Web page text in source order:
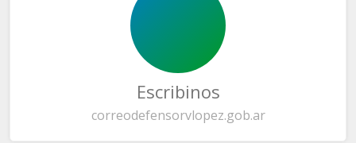
Escribinos
correodefensorvlopez.gob.ar